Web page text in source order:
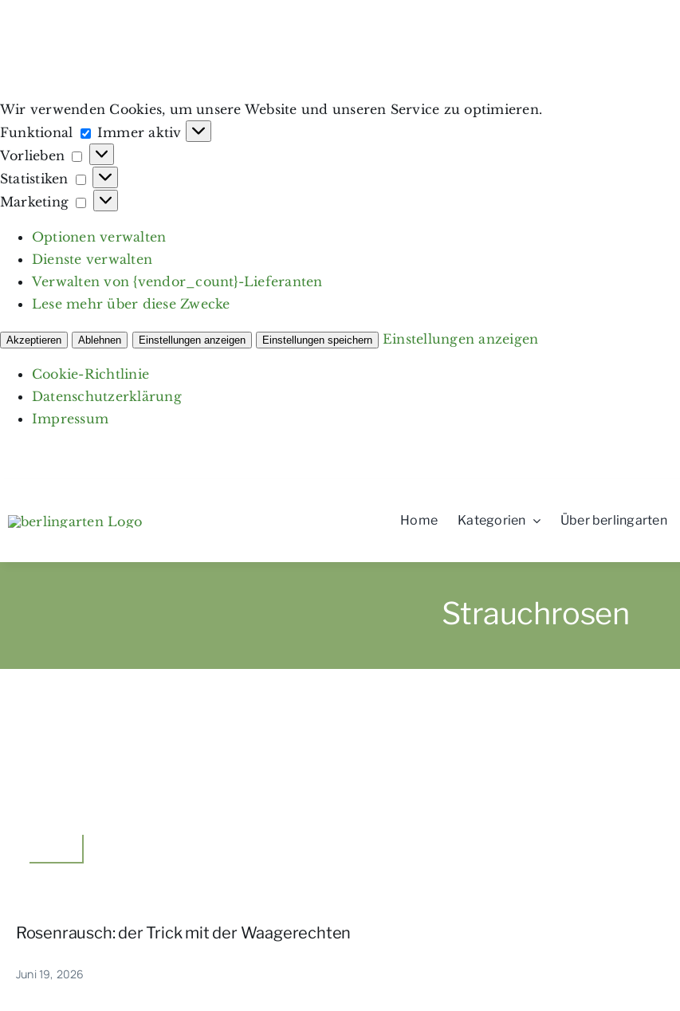
Wir verwenden Cookies, um unsere Website und unseren Service zu optimieren.
Funktional
Funktional
Immer aktiv
Vorlieben
Vorlieben
Statistiken
Statistiken
Marketing
Marketing
Optionen verwalten
Dienste verwalten
Verwalten von {vendor_count}-Lieferanten
Lese mehr über diese Zwecke
Akzeptieren Ablehnen Einstellungen anzeigen Einstellungen speichern Einstellungen anzeigen
Cookie-Richtlinie
Datenschutzerklärung
Impressum
Home Kategorien Über berlingarten
Strauchrosen
Rosenrausch: der Trick mit der Waagerechten
Juni 19, 2026